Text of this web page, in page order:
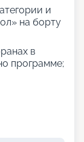
и
на борту
в
программе;